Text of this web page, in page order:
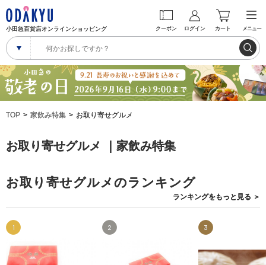
小田急百貨店オンラインショッピング クーポン ログイン カート メニュー
TOP 家飲み特集 お取り寄せグルメ
お取り寄せグルメ ｜家飲み特集
お取り寄せグルメのランキング
ランキングをもっと見る ＞
1 2 3